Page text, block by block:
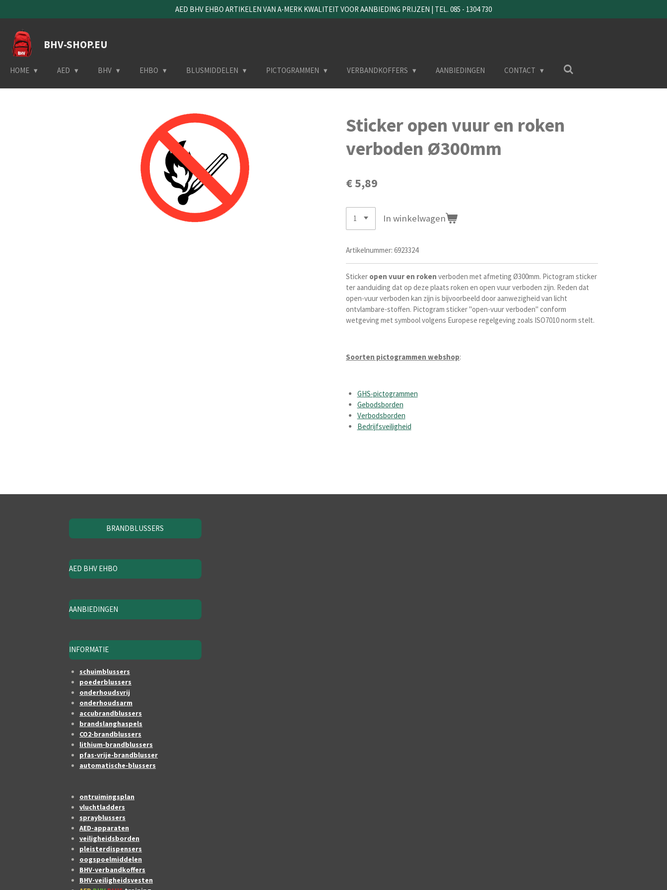
direct
naar
hoofdinhoud
AED BHV EHBO ARTIKELEN VAN A-MERK KWALITEIT VOOR AANBIEDING PRIJZEN | TEL. 085 - 1304 730
BHV-SHOP.EU
HOME AED BHV EHBO BLUSMIDDELEN PICTOGRAMMEN VERBANDKOFFERS AANBIEDINGEN CONTACT
Sticker open vuur en roken
verboden Ø300mm
€ 5,89
In winkelwagen
Artikelnummer: 6923324
Sticker open vuur en roken verboden met afmeting Ø300mm. Pictogram sticker
ter aanduiding dat op deze plaats roken en open vuur verboden zijn. Reden dat
open-vuur verboden kan zijn is bijvoorbeeld door aanwezigheid van licht
ontvlambare-stoffen. Pictogram sticker "open-vuur verboden" conform
wetgeving met symbool volgens Europese regelgeving zoals ISO7010 norm stelt.
Soorten pictogrammen webshop:
GHS-pictogrammen
Gebodsborden
Verbodsborden
Bedrijfsveiligheid
BRANDBLUSSERS
AED BHV EHBO
AANBIEDINGEN
INFORMATIE
schuimblussers
poederblussers
onderhoudsvrij
onderhoudsarm
accubrandblussers
brandslanghaspels
CO2-brandblussers
lithium-brandblussers
pfas-vrije-brandblusser
automatische-blussers
ontruimingsplan
vluchtladders
sprayblussers
AED-apparaten
veiligheidsborden
pleisterdispensers
oogspoelmiddelen
BHV-verbandkoffers
BHV-veiligheidsvesten